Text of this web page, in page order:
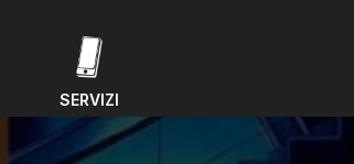
SERVIZI